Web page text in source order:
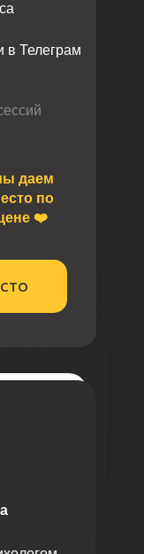
даем
по
❤️
в Телеграм